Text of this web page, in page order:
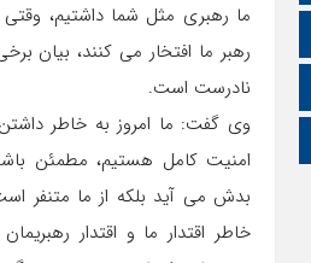
اطلاعات سایت
زبان انگلیسی
زبان عربی
ما رهبری مثل شما داشتیم،
رهبر ما افتخار می کنند، بیان
نادرست است.
وی گفت: ما امروز به خاطر
امنیت کامل هستیم، مطمئن
بدش می آید بلکه از ما متنفر
خاطر اقتدار ما و اقتدار